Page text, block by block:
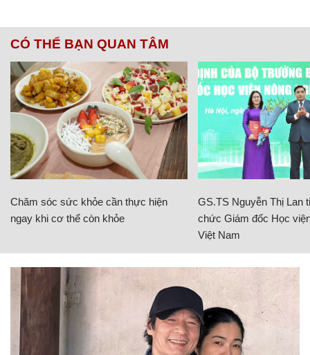
CÓ THỂ BẠN QUAN TÂM
Chăm sóc sức khỏe cần thực hiện
ngay khi cơ thể còn khỏe
GS.TS Nguyễn Thị Lan
chức Giám đốc Học
Việt Nam